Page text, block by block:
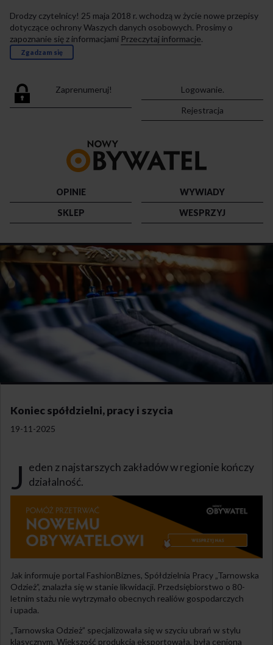
Drodzy czytelnicy! 25 maja 2018 r. wchodzą w życie nowe przepisy
dotyczące ochrony Waszych danych osobowych. Prosimy o
zapoznanie się z informacjami Przeczytaj informacje.
Zgadzam się
Zaprenumeruj!
Logowanie.
Rejestracja
strony
OPINIE
WYWIADY
SKLEP
WESPRZYJ
Koniec spółdzielni, pracy i szycia
19-11-2025
J eden z najstarszych zakładów w regionie kończy
działalność.
Jak informuje portal FashionBiznes, Spółdzielnia Pracy „Tarnowska
Odzież”, znalazła się w stanie likwidacji. Przedsiębiorstwo o 80-
letnim stażu nie wytrzymało obecnych realiów gospodarczych
i upada.
„Tarnowska Odzież” specjalizowała się w szyciu ubrań w stylu
klasycznym. Większość produkcja eksportowała, była ceniona